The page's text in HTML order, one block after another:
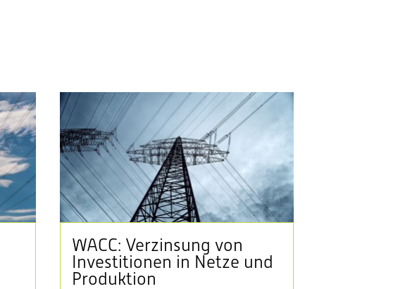
WACC: Verzinsung von
Investitionen in Netze und
Produktion